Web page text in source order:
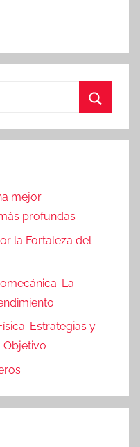
mejor
profundas
la Fortaleza del
La
Estrategias y
Objetivo